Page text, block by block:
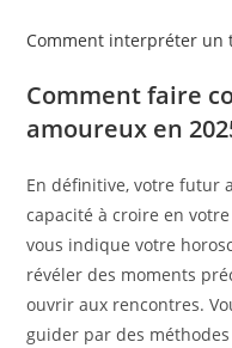
Comment interpréter un
Comment faire
amoureux en
En définitive, votre futur
capacité à croire en
vous indique votre
révéler des moments
ouvrir aux rencontres.
guider par des